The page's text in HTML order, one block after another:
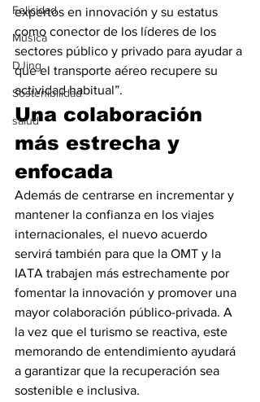
Felicidad
Música
DJing
Sostenibilidad
salud
expertos en innovación y su estatus
como conector de los líderes de los
sectores público y privado para ayudar a
que el transporte aéreo recupere su
actividad habitual”.
Una colaboración
más estrecha y
enfocada
Además de centrarse en incrementar y
mantener la confianza en los viajes
internacionales, el nuevo acuerdo
servirá también para que la OMT y la
IATA trabajen más estrechamente por
fomentar la innovación y promover una
mayor colaboración público-privada. A
la vez que el turismo se reactiva, este
memorando de entendimiento ayudará
a garantizar que la recuperación sea
sostenible e inclusiva.